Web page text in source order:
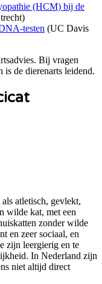
(HCM) bij de
)
testen (UC Davis
Bij vragen
is de dierenarts leidend.
atletisch, gevlekt,
wilde kat, met een
zonder wilde
en zeer sociaal, en
zijn leergierig en te
In Nederland zijn
niet altijd direct